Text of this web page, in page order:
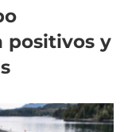
positivos y